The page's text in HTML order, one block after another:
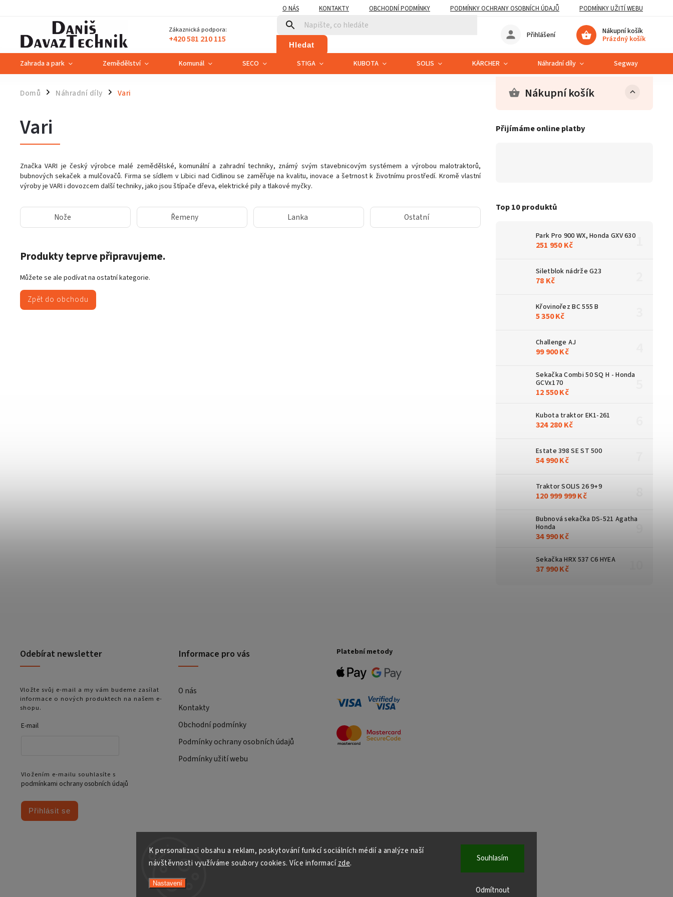
K personalizaci obsahu a reklam, poskytování funkcí sociálních médií a analýze naší
návštěvnosti využíváme soubory cookies. Více informacízde.
Nastavení
Odmítnout
Souhlasím
O NÁS KONTAKTY OBCHODNÍ PODMÍNKY PODMÍNKY OCHRANY OSOBNÍCH ÚDAJŮ PODMÍNKY UŽITÍ WEBU
Zákaznická podpora:
+420 581 210 115 Hledat
Nákupní košík
Prázdný košík
Přihlášení
Zahrada a park Zemědělství Komunál SECO STIGA KUBOTA SOLIS KÄRCHER Náhradní díly Segway
Domů / Náhradní díly / Vari Nákupní košík
Přijímáme online platby
Top 10 produktů
Park Pro 900 WX, Honda GXV 630
251 950 Kč
Siletblok nádrže G23
78 Kč
Křovinořez BC 555 B
5 350 Kč
Challenge AJ
99 900 Kč
Sekačka Combi 50 SQ H - Honda
GCVx170
12 550 Kč
Kubota traktor EK1-261
324 280 Kč
Estate 398 SE ST 500
54 990 Kč
Traktor SOLIS 26 9+9
120 999 999 Kč
Bubnová sekačka DS-521 Agatha
Honda
34 990 Kč
Sekačka HRX 537 C6 HYEA
37 990 Kč
Vari
Značka VARI je český výrobce malé zemědělské, komunální a zahradní techniky, známý svým stavebnicovým systémem a výrobou malotraktorů,
bubnových sekaček a mulčovačů. Firma se sídlem v Libici nad Cidlinou se zaměřuje na kvalitu, inovace a šetrnost k životnímu prostředí. Kromě vlastní
výroby je VARI i dovozcem další techniky, jako jsou štípače dřeva, elektrické pily a tlakové myčky.
Nože Řemeny Lanka Ostatní
Produkty teprve připravujeme.
Můžete se ale podívat na ostatní kategorie.
Zpět do obchodu
Odebírat newsletter
Vložte svůj e-mail a my vám budeme zasílat
informace o nových produktech na našem e-
shopu.
E-mail
Vložením e-mailu souhlasíte s
podmínkami ochrany osobních údajů
Přihlásit se
Informace pro vás
O nás
Kontakty
Obchodní podmínky
Podmínky ochrany osobních údajů
Podmínky užití webu
Platební metody
Copyright 2026Daniš Davaztechnik